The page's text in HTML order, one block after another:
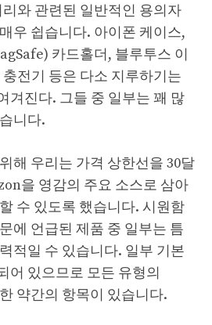
와 관련된 일반적인 용의자
우 쉽습니다. 아이폰 케이스,
카드홀더, 블루투스 이
전기 등은 다소 지루하기는
겨진다. 그들 중 일부는 꽤 많
니다.
해 우리는 가격 상한선을 30달
을 영감의 주요 소스로 삼아
수 있도록 했습니다. 시원함
에 언급된 제품 중 일부는 틈
적일 수 있습니다. 일부 기본
어 있으므로 모든 유형의
약간의 항목이 있습니다.